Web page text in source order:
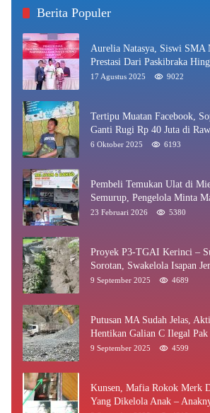
Berita Populer
Aurelia Natasya, Siswi
Prestasi Dari Paskibraka
Kerinci 2025
17 Agustus 2025 9022
Tertipu Muatan Facebook,
Ganti Rugi Rp 40 Juta di
6 Oktober 2025 6193
Pembeli Temukan Ulat di
Semurup, Pengelola Minta
23 Februari 2026 5380
Proyek P3-TGAI Kerinci –
Sorotan, Swakelola Isapan
9 September 2025 4689
Putusan MA Sudah Jelas,
Hentikan Galian C Ilegal
9 September 2025 4599
Kunsen, Mafia Rokok Merk
Yang Dikelola Anak –